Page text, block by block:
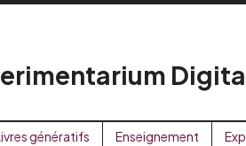
génératifs Enseignement